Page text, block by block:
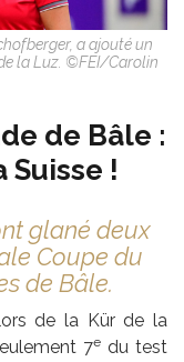
a ajouté un
la Luz. ©FEI/Carolin
de Bâle :
!
glané deux
Coupe du
de Bâle.
de la Kür de la
7e du test